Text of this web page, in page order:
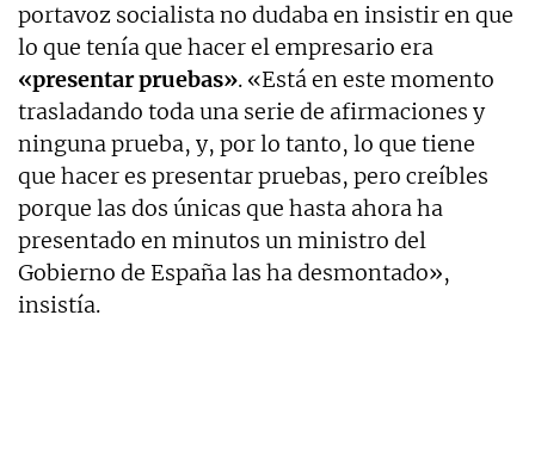
portavoz socialista no dudaba en insistir en que
lo que tenía que hacer el empresario era
«presentar pruebas». «Está en este momento
trasladando toda una serie de afirmaciones y
ninguna prueba, y, por lo tanto, lo que tiene
que hacer es presentar pruebas, pero creíbles
porque las dos únicas que hasta ahora ha
presentado en minutos un ministro del
Gobierno de España las ha desmontado»,
insistía.